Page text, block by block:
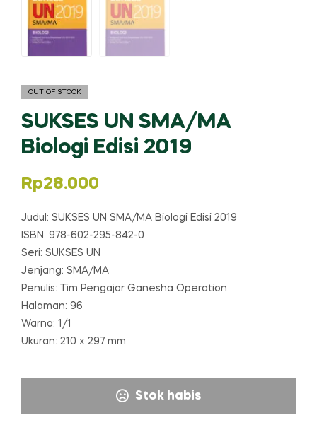
OUT OF STOCK
SUKSES UN SMA/MA
Biologi Edisi 2019
Rp28.000
Judul: SUKSES UN SMA/MA Biologi Edisi 2019
ISBN: 978-602-295-842-0
Seri: SUKSES UN
Jenjang: SMA/MA
Penulis: Tim Pengajar Ganesha Operation
Halaman: 96
Warna: 1/1
Ukuran: 210 x 297 mm
Stok habis